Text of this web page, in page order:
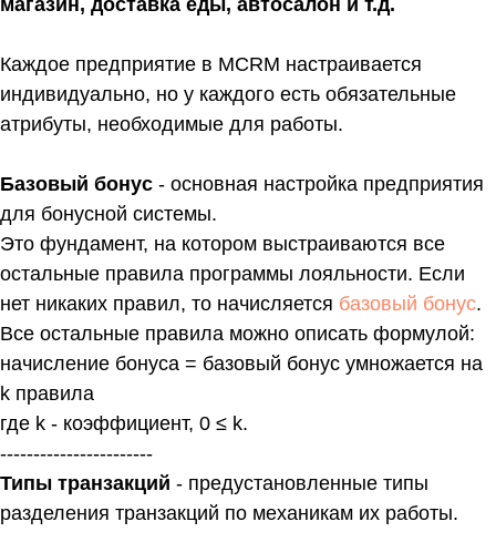
Каждое предприятие в MCRM настраивается
индивидуально, но у каждого есть обязательные
атрибуты, необходимые для работы.
Базовый бонус - основная настройка предприятия
для бонусной системы.
Это фундамент, на котором выстраиваются все
остальные правила программы лояльности. Если
нет никаких правил, то начисляется базовый бонус.
Все остальные правила можно описать формулой:
начисление бонуса = базовый бонус умножается на
k правила
где k - коэффициент, 0 ≤ k.
-----------------------
Типы транзакций - предустановленные типы
разделения транзакций по механикам их работы.